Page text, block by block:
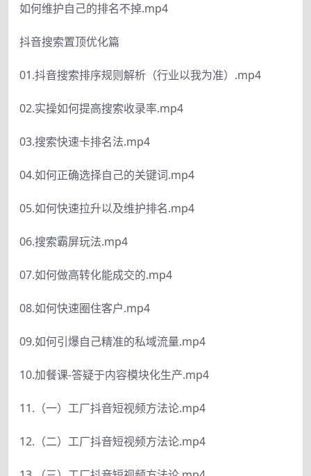
如何维护自己的排名不掉.mp4
抖音搜索置顶优化篇
01.抖音搜索排序规则解析（行业以我为准）.mp4
02.实操如何提高搜索收录率.mp4
03.搜索快速卡排名法.mp4
04.如何正确选择自己的关键词.mp4
05.如何快速拉升以及维护排名.mp4
06.搜索霸屏玩法.mp4
07.如何做高转化能成交的.mp4
08.如何快速圈住客户.mp4
09.如何引爆自己精准的私域流量.mp4
10.加餐课-答疑于内容模块化生产.mp4
11.（一）工厂抖音短视频方法论.mp4
12.（二）工厂抖音短视频方法论.mp4